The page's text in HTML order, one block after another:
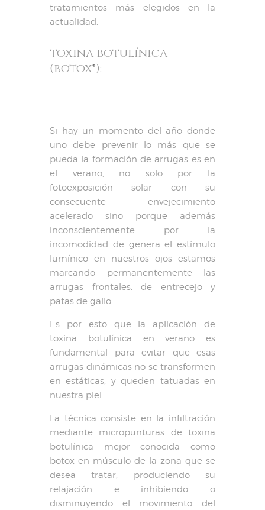
tratamientos más elegidos en la
actualidad.
toxina botulínica
(botox®):
Si hay un momento del año donde
uno debe prevenir lo más que se
pueda la formación de arrugas es en
el verano, no solo por la
fotoexposición solar con su
consecuente envejecimiento
acelerado sino porque además
inconscientemente por la
incomodidad de genera el estímulo
lumínico en nuestros ojos estamos
marcando permanentemente las
arrugas frontales, de entrecejo y
patas de gallo.
Es por esto que la aplicación de
toxina botulínica en verano es
fundamental para evitar que esas
arrugas dinámicas no se transformen
en estáticas, y queden tatuadas en
nuestra piel.
La técnica consiste en la infiltración
mediante micropunturas de toxina
botulínica mejor conocida como
botox en músculo de la zona que se
desea tratar, produciendo su
relajación e inhibiendo o
disminuyendo el movimiento del